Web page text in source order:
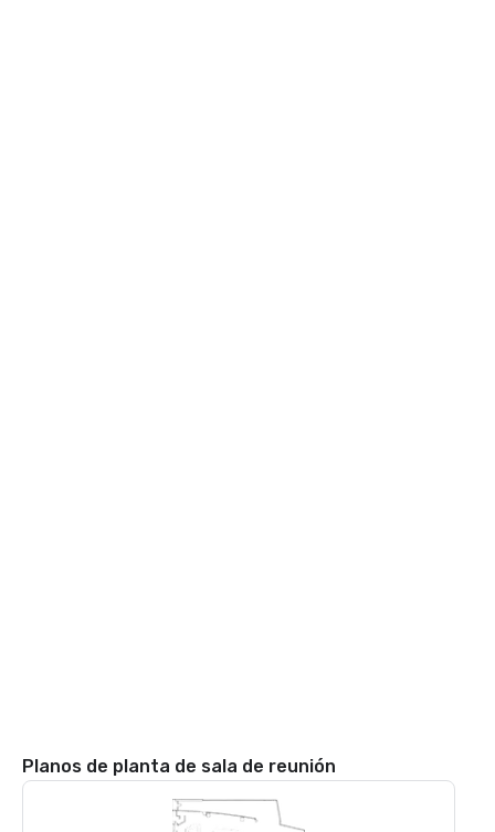
Planos de planta de sala de reunión